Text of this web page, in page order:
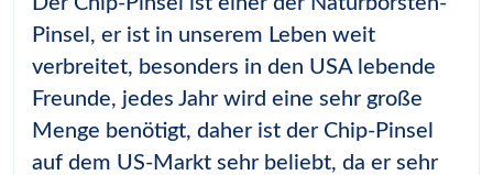
Pinsel, er ist in unserem Leben weit
verbreitet, besonders in den USA lebende
Freunde, jedes Jahr wird eine sehr große
Menge benötigt, daher ist der Chip-Pinsel
auf dem US-Markt sehr beliebt, da er sehr